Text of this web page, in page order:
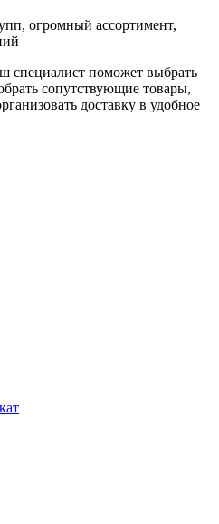
огромный ассортимент,
специалист поможет выбрать
сопутствующие товары,
доставку в удобное